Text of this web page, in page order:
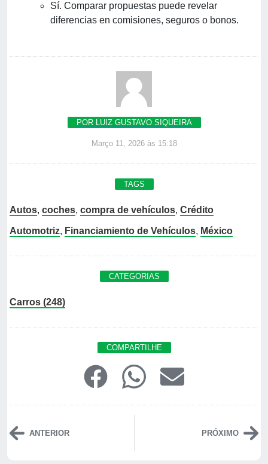
Sí. Comparar propuestas puede revelar
diferencias en comisiones, seguros o bonos.
POR LUIZ GUSTAVO SIQUEIRA
Março 11, 2026 às 15:18
TAGS
Autos, coches, compra de vehículos, Crédito
Automotriz, Financiamiento de Vehículos, México
CATEGORIAS
Carros (248)
COMPARTILHE
ANTERIOR PRÓXIMO